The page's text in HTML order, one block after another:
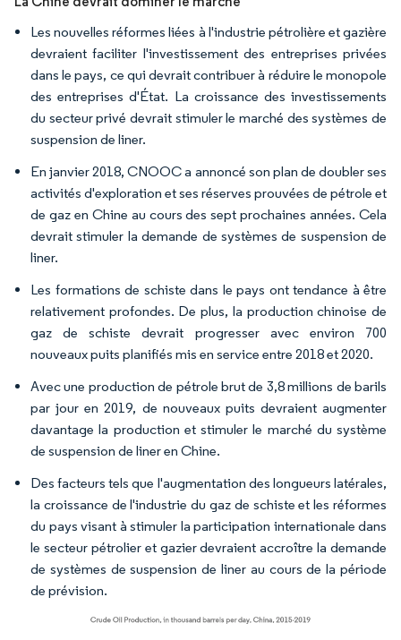
Les nouvelles réformes liées à l'industrie pétrolière et gazière
devraient faciliter l'investissement des entreprises privées
dans le pays, ce qui devrait contribuer à réduire le monopole
des entreprises d'État. La croissance des investissements
du secteur privé devrait stimuler le marché des systèmes de
suspension de liner.
En janvier 2018, CNOOC a annoncé son plan de doubler ses
activités d'exploration et ses réserves prouvées de pétrole et
de gaz en Chine au cours des sept prochaines années. Cela
devrait stimuler la demande de systèmes de suspension de
liner.
Les formations de schiste dans le pays ont tendance à être
relativement profondes. De plus, la production chinoise de
gaz de schiste devrait progresser avec environ 700
nouveaux puits planifiés mis en service entre 2018 et 2020.
Avec une production de pétrole brut de 3,8 millions de barils
par jour en 2019, de nouveaux puits devraient augmenter
davantage la production et stimuler le marché du système
de suspension de liner en Chine.
Des facteurs tels que l'augmentation des longueurs latérales,
la croissance de l'industrie du gaz de schiste et les réformes
du pays visant à stimuler la participation internationale dans
le secteur pétrolier et gazier devraient accroître la demande
de systèmes de suspension de liner au cours de la période
de prévision.